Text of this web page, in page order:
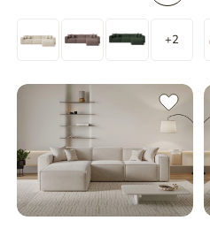
+2